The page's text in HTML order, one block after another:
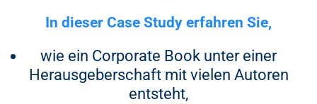
In dieser Case Study erfahren Sie,
wie ein Corporate Book unter einer
Herausgeberschaft mit vielen Autoren
entsteht,